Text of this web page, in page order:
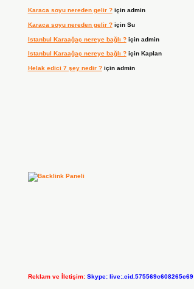
Karaca soyu nereden gelir ?için admin
Karaca soyu nereden gelir ?için Su
Istanbul Karaağaç nereye bağlı ?için admin
Istanbul Karaağaç nereye bağlı ?için Kaplan
Helak edici 7 şey nedir ?için admin
Reklam ve İletişim: Skype: live:.cid.575569c608265c69